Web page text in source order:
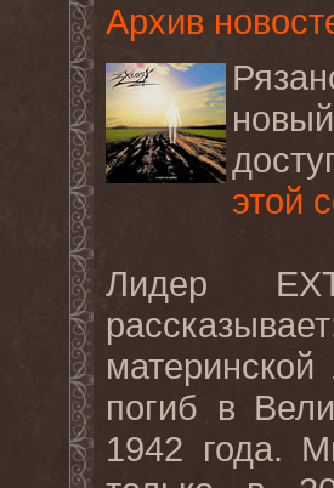
Архив
этой
Лидер
погиб в
1942 года.